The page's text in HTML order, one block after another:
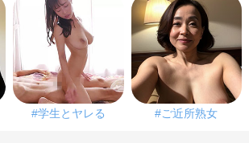
#学生とヤレる #ご近所熟女